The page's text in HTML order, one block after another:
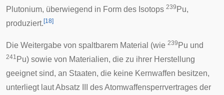
Plutonium, überwiegend in Form des Isotops 239 Pu,
produziert. [18]
Die Weitergabe von spaltbarem Material (wie 239 Pu und
241 Pu) sowie von Materialien, die zu ihrer Herstellung
geeignet sind, an Staaten, die keine Kernwaffen besitzen,
unterliegt laut Absatz III desAtomwaffensperrvertrages der